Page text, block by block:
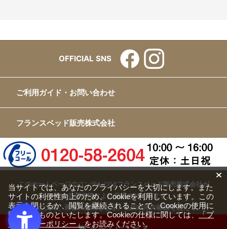
OFFICIAL SNS
ご利用ガイド・お問い合わせ
フランスベッド販売株式会社
このホームページのコンテンツはフランスベッド販売株式会社が
有する著作権により保護されています。
すべての文章、画像、動画などを、私的利用の範囲を超えて、許
可なく複製、改変、転載することは禁じられています。
当サイトでは、あなたのプライバシーを大切にします。また
サイトの利便性向上のため、Cookieを利用しています。この
表示を閉じるか、閲覧を継続されることで、Cookieの使用に
同意するものといたします。Cookieの仕様に関しては、「プ
ライバシーポリシー」をお読みください。